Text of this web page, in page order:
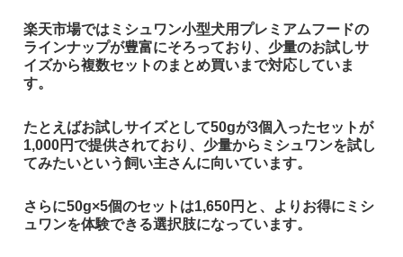
楽天市場ではミシュワン小型犬用プレミアムフードの
ラインナップが豊富にそろっており、少量のお試しサ
イズから複数セットのまとめ買いまで対応していま
す。
たとえばお試しサイズとして50gが3個入ったセットが
1,000円で提供されており、少量からミシュワンを試し
てみたいという飼い主さんに向いています。
さらに50g×5個のセットは1,650円と、よりお得にミシ
ュワンを体験できる選択肢になっています。